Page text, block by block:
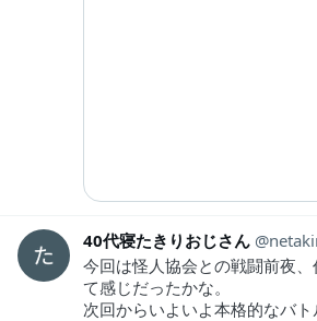
40代寝たきりおじさん
今回は怪人協会との戦闘前夜
て感じだったかな。
次回からいよいよ本格的なバ